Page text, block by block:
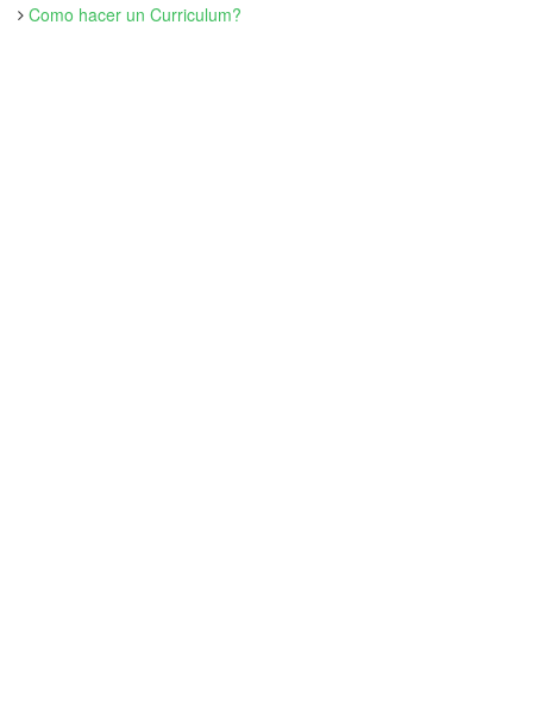
Como hacer un Curriculum?